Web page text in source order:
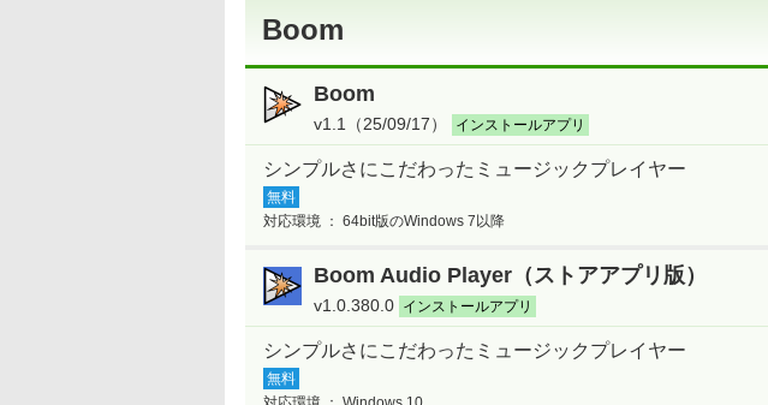
Boom
Boom
v1.1（25/09/17） インストールアプリ
シンプルさにこだわったミュージックプレイヤー
無料
対応環境 ： 64bit版のWindows 7以降
Boom Audio Player（ストアアプリ版）
v1.0.380.0 インストールアプリ
シンプルさにこだわったミュージックプレイヤー
無料